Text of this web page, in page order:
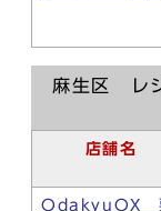
麻生区 レ
店舗名
OdakyuOX